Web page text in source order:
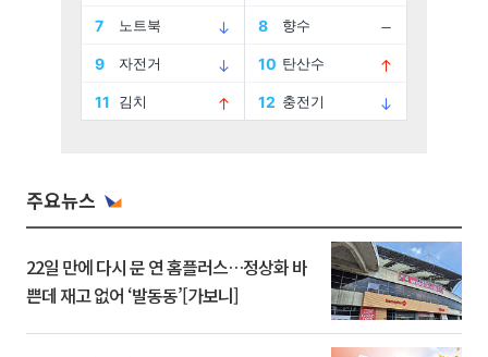
주요뉴스
22일 만에 다시 문 연 홈플러스…정상화 바
쁜데 재고 없어 ‘발동동’[가보니]